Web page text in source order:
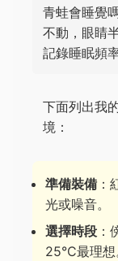
青蛙會睡覺
不動，眼睛
記錄睡眠頻率
下面列出我
境：
準備裝備 ：
光或噪音。
選擇時段
25°C最理想